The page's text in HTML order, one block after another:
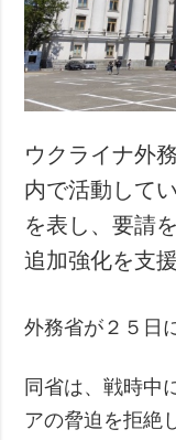
ウクライナ外
内で活動して
を表し、要請
追加強化を支
外務省が２５日
同省は、戦時中
アの脅迫を拒絶